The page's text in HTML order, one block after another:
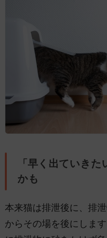
「早く出ていき
かも
本来猫は排泄後に、排
からその場を後にしま